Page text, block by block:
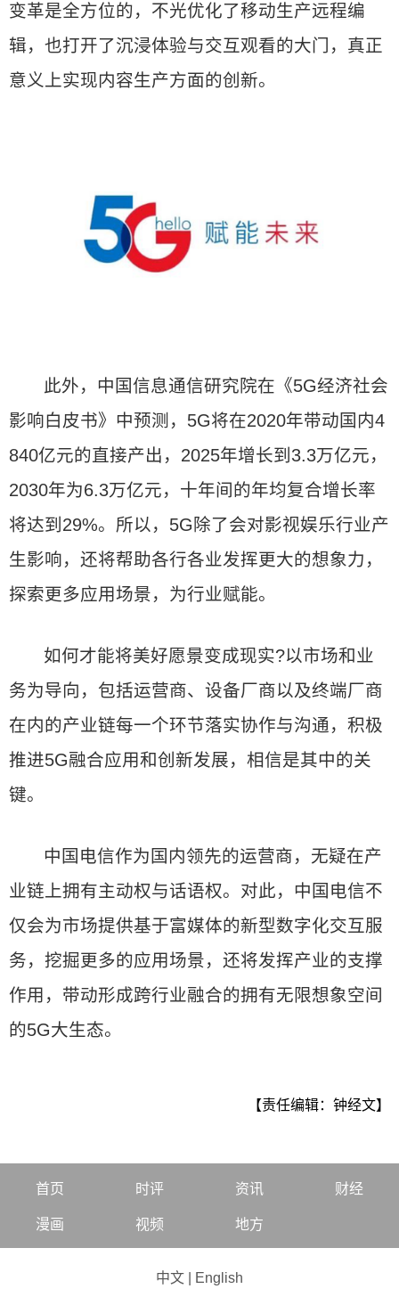
变革是全方位的，不光优化了移动生产远程编
辑，也打开了沉浸体验与交互观看的大门，真正
意义上实现内容生产方面的创新。
此外，中国信息通信研究院在《5G经济社会
影响白皮书》中预测，5G将在2020年带动国内4
840亿元的直接产出，2025年增长到3.3万亿元，
2030年为6.3万亿元，十年间的年均复合增长率
将达到29%。所以，5G除了会对影视娱乐行业产
生影响，还将帮助各行各业发挥更大的想象力，
探索更多应用场景，为行业赋能。
如何才能将美好愿景变成现实?以市场和业
务为导向，包括运营商、设备厂商以及终端厂商
在内的产业链每一个环节落实协作与沟通，积极
推进5G融合应用和创新发展，相信是其中的关
键。
中国电信作为国内领先的运营商，无疑在产
业链上拥有主动权与话语权。对此，中国电信不
仅会为市场提供基于富媒体的新型数字化交互服
务，挖掘更多的应用场景，还将发挥产业的支撑
作用，带动形成跨行业融合的拥有无限想象空间
的5G大生态。
【责任编辑：钟经文】
首页 时评 资讯 财经
漫画 视频 地方
中文 English